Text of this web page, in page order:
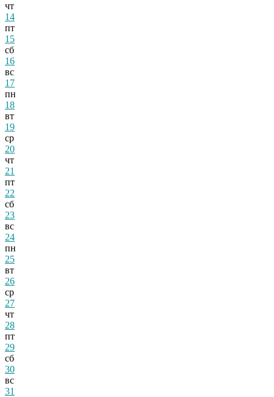
чт
14
пт
15
сб
16
вс
17
пн
18
вт
19
ср
20
чт
21
пт
22
сб
23
вс
24
пн
25
вт
26
ср
27
чт
28
пт
29
сб
30
вс
31